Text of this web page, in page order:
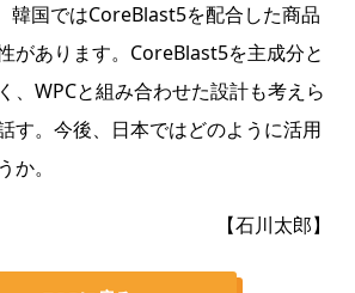
韓国ではCoreBlast5を配合した商品
があります。CoreBlast5を主成分と
、WPCと組み合わせた設計も考えら
す。今後、日本ではどのように活用
か。
【石川太郎】